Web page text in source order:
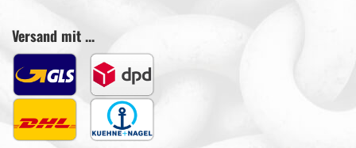
Versand mit ...